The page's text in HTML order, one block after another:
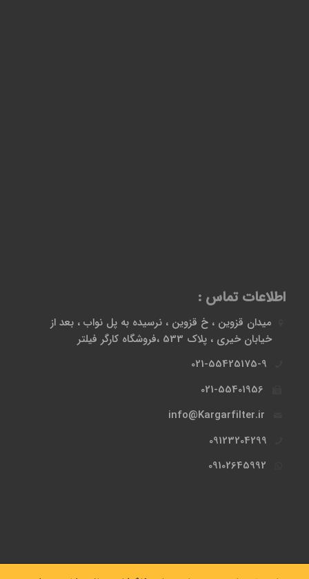
اطلاعات تماس :
میدان قزوین ، خ قزوین ، نرسیده به پل نواب ، بعد از
خیابان خیری ، پلاک 533 ،فروشگاه کارگر فیلتر
021-55425175-9
021-55401956
info@Kargarfilter.ir
09123204299
09102645992